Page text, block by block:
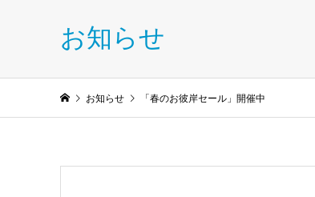
お知らせ
お知らせ 「春のお彼岸セール」開催中